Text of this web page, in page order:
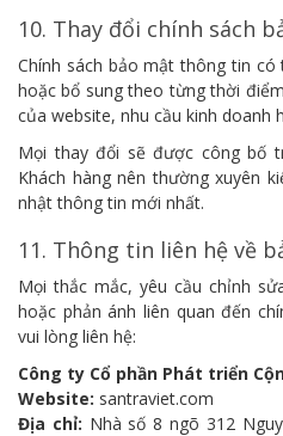
10. Thay đổi chính sách
Chính sách bảo mật thông tin
hoặc bổ sung theo từng thời
của website, nhu cầu kinh doanh
Mọi thay đổi sẽ được công bố
Khách hàng nên thường xuyên
nhật thông tin mới nhất.
11. Thông tin liên hệ về
Mọi thắc mắc, yêu cầu chỉnh
hoặc phản ánh liên quan đến
vui lòng liên hệ:
Công ty Cổ phần Phát triển
Website: santraviet.com
Địa chỉ: Nhà số 8 ngõ 312